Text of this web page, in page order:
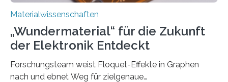
Materialwissenschaften
„Wundermaterial“ für die Zukunft
der Elektronik Entdeckt
Forschungsteam weist Floquet-Effekte in Graphen
nach und ebnet Weg für zielgenaue